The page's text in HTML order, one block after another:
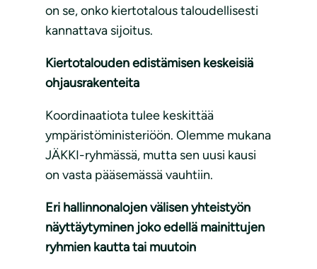
on se, onko kiertotalous taloudellisesti
kannattava sijoitus.
Kiertotalouden edistämisen keskeisiä
ohjausrakenteita
Koordinaatiota tulee keskittää
ympäristöministeriöön. Olemme mukana
JÄKKI-ryhmässä, mutta sen uusi kausi
on vasta pääsemässä vauhtiin.
Eri hallinnonalojen välisen yhteistyön
näyttäytyminen joko edellä mainittujen
ryhmien kautta tai muutoin